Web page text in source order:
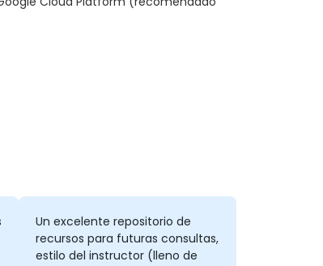
Un excelente repositorio de
recursos para futuras consultas,
estilo del instructor (lleno de